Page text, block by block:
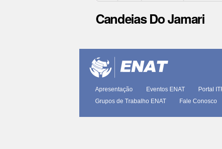
Candeias Do Jamari
documento
Apresentação Eventos ENAT Portal
Grupos de Trabalho ENAT
Fale Conosco